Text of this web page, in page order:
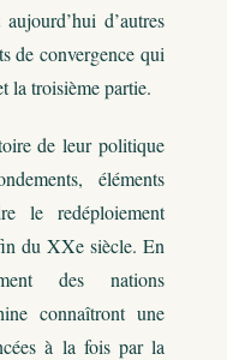
d’autres
de convergence qui
la troisième partie.
de leur politique
éléments
le redéploiement
du XXe siècle. En
des nations
connaîtront une
à la fois par la